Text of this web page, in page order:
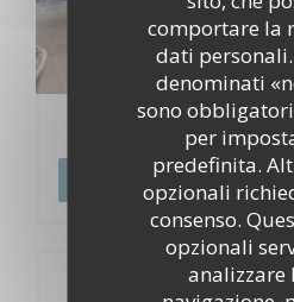
comportare la
dati
denominati
sono
per
predefinita.
opzionali
consenso.
opzionali
analizzare
Informazioni